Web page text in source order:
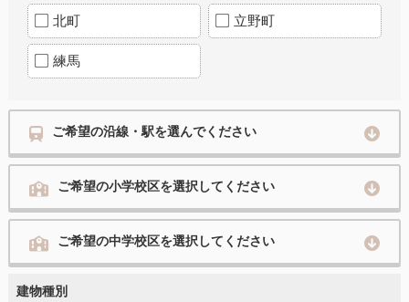
北町 立野町
練馬
ご希望の沿線・駅を選んでください
ご希望の小学校区を選択してください
ご希望の中学校区を選択してください
建物種別